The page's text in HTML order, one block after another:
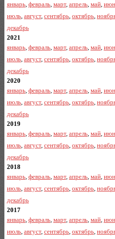
январь, февраль, март, апрель, май,
июль, август, сентябрь, октябрь,
декабрь
2021
январь, февраль, март, апрель, май,
июль, август, сентябрь, октябрь,
декабрь
2020
январь, февраль, март, апрель, май,
июль, август, сентябрь, октябрь,
декабрь
2019
январь, февраль, март, апрель, май,
июль, август, сентябрь, октябрь,
декабрь
2018
январь, февраль, март, апрель, май,
июль, август, сентябрь, октябрь,
декабрь
2017
январь, февраль, март, апрель, май,
июль, август, сентябрь, октябрь,